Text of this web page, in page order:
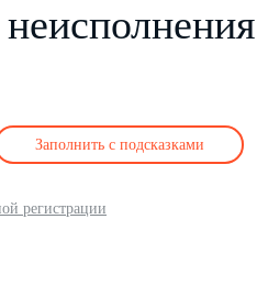
Заполнить с подсказками
регистрации